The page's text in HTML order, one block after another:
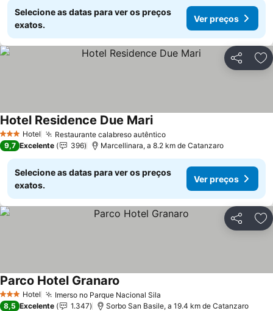
Selecione as datas para ver os preços
exatos.
Ver preços
Partilhar
3 EstrelasHotel Restaurante calabreso autênticoVer preços
Hotel Residence Due MariVer preços
9,7 Excelente 396 Marcellinara, a 8.2 km de Catanzaro
Selecione as datas para ver os preços
exatos.
Ver preços
Partilhar
3 EstrelasHotel Imerso no Parque Nacional Sila
Parco Hotel Granaro
8,5 Excelente 1.347 Sorbo San Basile, a 19.4 km de Catanzaro